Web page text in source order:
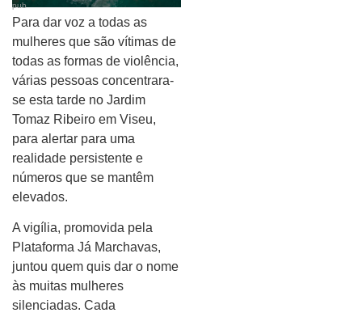
pub
Para dar voz a todas as
mulheres que são vítimas de
todas as formas de violência,
várias pessoas concentrara-
se esta tarde no Jardim
Tomaz Ribeiro em Viseu,
para alertar para uma
realidade persistente e
números que se mantêm
elevados.
A vigília, promovida pela
Plataforma Já Marchavas,
juntou quem quis dar o nome
às muitas mulheres
silenciadas. Cada